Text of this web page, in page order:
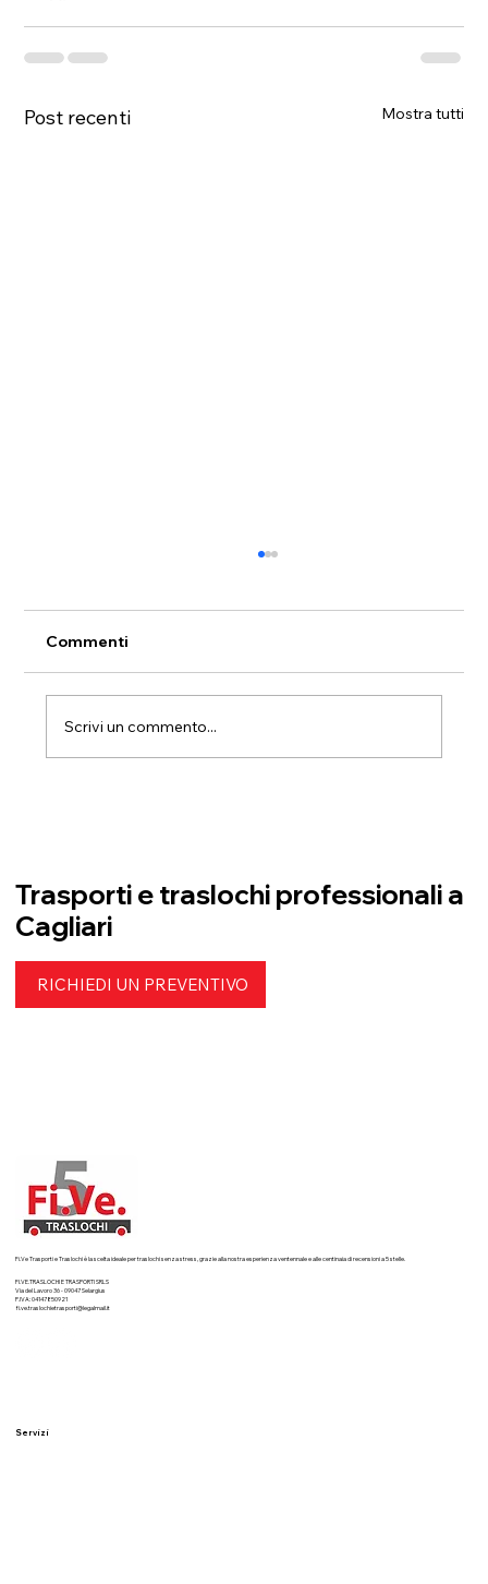
Post recenti Mostra tutti
Commenti
Scrivi un commento...
Trasporti e traslochi professionali a
Cagliari
RICHIEDI UN PREVENTIVO
Fi.Ve Trasporti e Traslochi è la scelta ideale per traslochi senza stress, grazie alla nostra esperienza ventennale e alle centinaia di recensioni a 5 stelle.
FI.VE.TRASLOCHI E TRASPORTI SRLS
Via del Lavoro 36 - 09047 Selargius
P.IVA: 04147850921
fi.ve.traslochietrasporti@legalmail.it
Servizi